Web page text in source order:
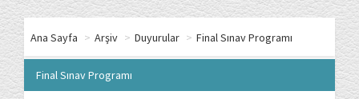
Ana Sayfa > Arşiv > Duyurular > Final Sınav Programı
Final Sınav Programı